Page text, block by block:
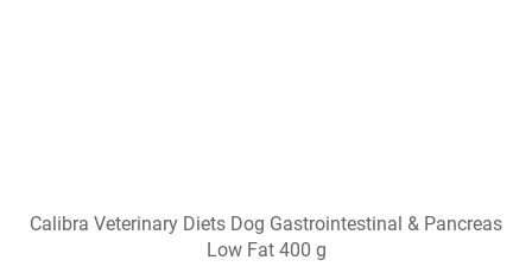
Calibra Veterinary Diets Dog Gastrointestinal & Pancreas
Low Fat 400 g